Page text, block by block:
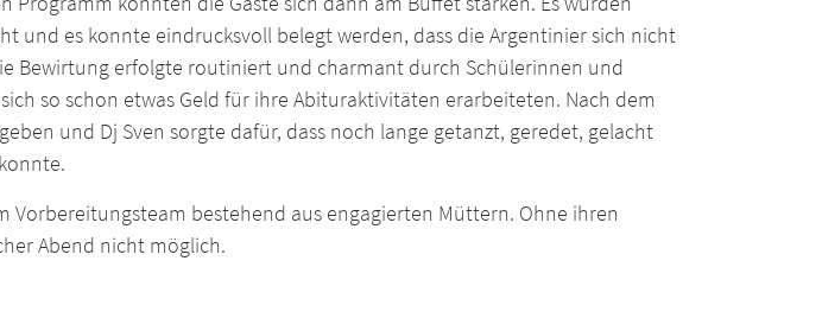
und es konnte eindrucksvoll belegt werden, dass die Argentinier sich nicht
Bewirtung erfolgte routiniert und charmant durch Schülerinnen und
so schon etwas Geld für ihre Abituraktivitäten erarbeiteten. Nach dem
und Dj Sven sorgte dafür, dass noch lange getanzt, geredet, gelacht
Vorbereitungsteam bestehend aus engagierten Müttern. Ohne ihren
Abend nicht möglich.